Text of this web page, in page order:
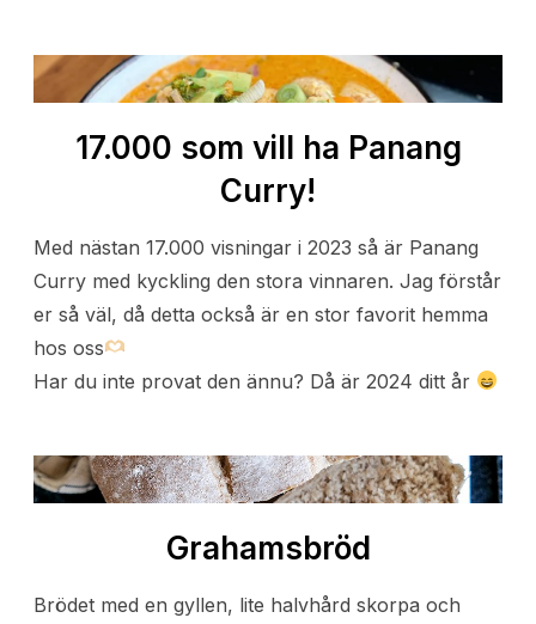
17.000 som vill ha Panang
Curry!
Med nästan 17.000 visningar i 2023 så är Panang
Curry med kyckling den stora vinnaren. Jag förstår
er så väl, då detta också är en stor favorit hemma
hos oss
Har du inte provat den ännu? Då är 2024 ditt år
Grahamsbröd
Brödet med en gyllen, lite halvhård skorpa och